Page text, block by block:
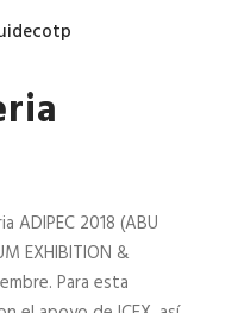
2018 (ABU
EXHIBITION &
Para esta